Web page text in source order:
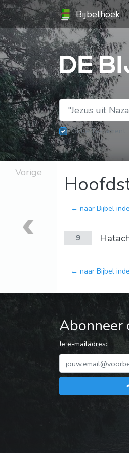
Bijbelhoek
DE
Oude Testament
Vorige
← naar Bijbel
9
← naar Bijbel
Abonneer
Je e-mailadres: